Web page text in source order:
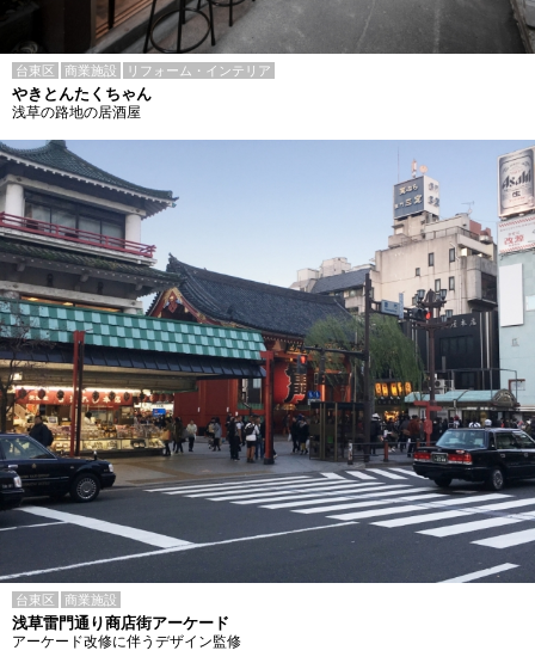
台東区 商業施設 リフォーム・インテリア
やきとんたくちゃん
浅草の路地の居酒屋
台東区 商業施設
浅草雷門通り商店街アーケード
アーケード改修に伴うデザイン監修